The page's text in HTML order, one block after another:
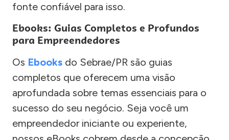
fonte confiável para isso.
Ebooks: Guias Completos e Profundos
para Empreendedores
Os Ebooks do Sebrae/PR são guias
completos que oferecem uma visão
aprofundada sobre temas essenciais para o
sucesso do seu negócio. Seja você um
empreendedor iniciante ou experiente,